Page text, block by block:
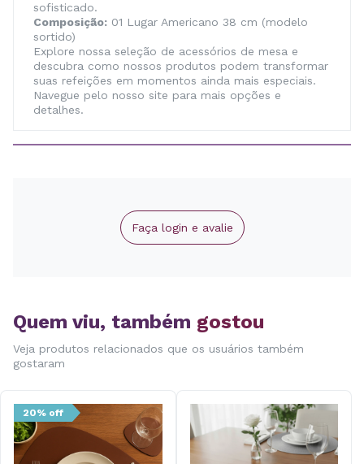
sofisticado.
Composição: 01 Lugar Americano 38 cm (modelo
sortido)
Explore nossa seleção de acessórios de mesa e
descubra como nossos produtos podem transformar
suas refeições em momentos ainda mais especiais.
Navegue pelo nosso site para mais opções e
detalhes.
Faça login e avalie
Quem viu, também gostou
Veja produtos relacionados que os usuários também
gostaram
20% off